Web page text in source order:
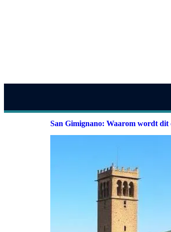
San Gimignano: Waarom wordt dit